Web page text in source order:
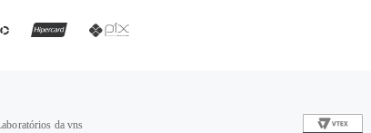
da vns